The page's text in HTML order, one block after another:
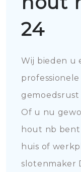
24
Wij bieden u
Of u nu
hout nb
huis of
slotenmaker